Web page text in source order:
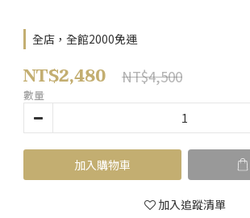
全店，全館2000免運
NT$2,480 NT$4,500
數量
加入購物車
加入追蹤清單